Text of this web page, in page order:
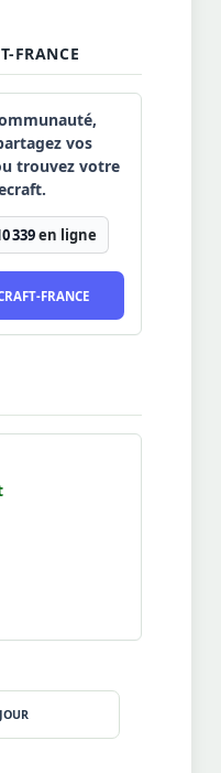
FRANCE
vos
trouvez votre
339en ligne
FRANCE